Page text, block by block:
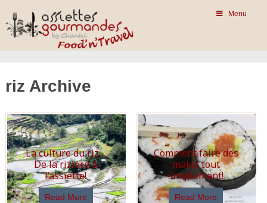
Menu
riz Archive
La culture du riz…
De la rizière à
l’assiette!
Read More
Comment faire des
makis tout
simplement!
Read More